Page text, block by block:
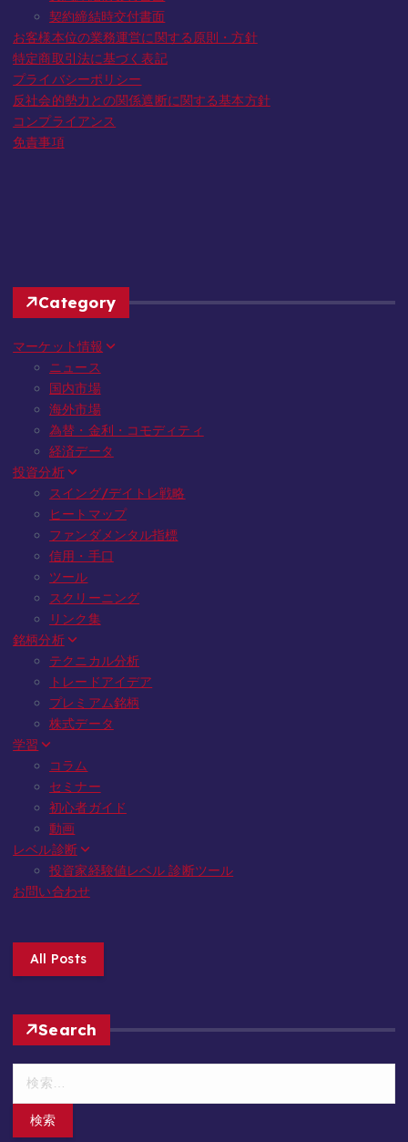
契約締結時交付書面
お客様本位の業務運営に関する原則・方針
特定商取引法に基づく表記
プライバシーポリシー
反社会的勢力との関係遮断に関する基本方針
コンプライアンス
免責事項
Category
マーケット情報
ニュース
国内市場
海外市場
為替・金利・コモディティ
経済データ
投資分析
スイング/デイトレ戦略
ヒートマップ
ファンダメンタル指標
信用・手口
ツール
スクリーニング
リンク集
銘柄分析
テクニカル分析
トレードアイデア
プレミアム銘柄
株式データ
学習
コラム
セミナー
初心者ガイド
動画
レベル診断
投資家経験値レベル 診断ツール
お問い合わせ
All Posts
Search